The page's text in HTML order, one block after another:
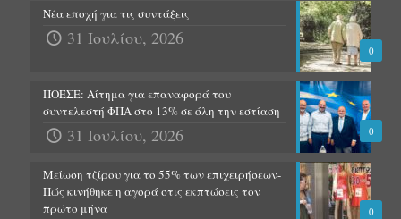
0
Νέα εποχή για τις συντάξεις
31 Ιουλίου, 2026
0
ΠΟΕΣΕ: Αίτημα για επαναφορά του
συντελεστή ΦΠΑ στο 13% σε όλη την εστίαση
31 Ιουλίου, 2026
0
Μείωση τζίρου για το 55% των επιχειρήσεων-
Πώς κινήθηκε η αγορά στις εκπτώσεις τον
πρώτο μήνα